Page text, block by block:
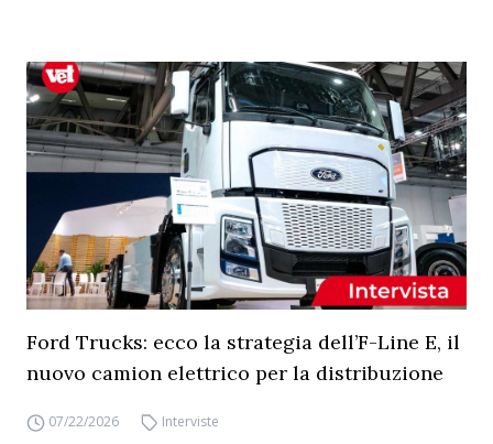
Ford Trucks: ecco la strategia dell’F-Line E, il
nuovo camion elettrico per la distribuzione
07/22/2026 Interviste